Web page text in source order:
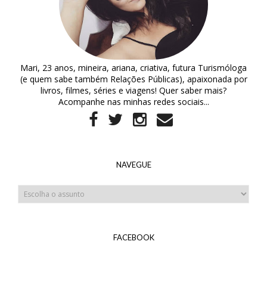
Mari, 23 anos, mineira, ariana, criativa, futura Turismóloga
(e quem sabe também Relações Públicas), apaixonada por
livros, filmes, séries e viagens! Quer saber mais?
Acompanhe nas minhas redes sociais...
NAVEGUE
FACEBOOK